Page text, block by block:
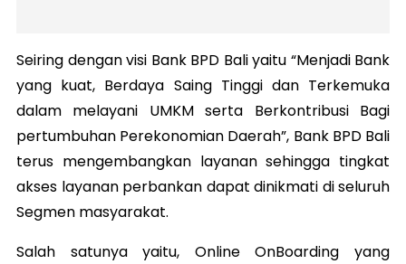
Seiring dengan visi Bank BPD Bali yaitu “Menjadi Bank
yang kuat, Berdaya Saing Tinggi dan Terkemuka
dalam melayani UMKM serta Berkontribusi Bagi
pertumbuhan Perekonomian Daerah”, Bank BPD Bali
terus mengembangkan layanan sehingga tingkat
akses layanan perbankan dapat dinikmati di seluruh
Segmen masyarakat.
Salah satunya yaitu, Online OnBoarding yang